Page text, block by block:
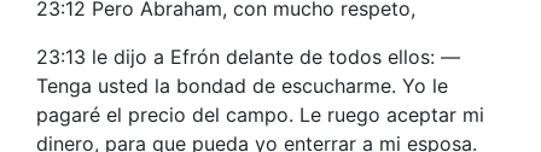
23:12 Pero Abraham, con mucho respeto,
23:13 le dijo a Efrón delante de todos ellos: —
Tenga usted la bondad de escucharme. Yo le
pagaré el precio del campo. Le ruego aceptar mi
dinero, para que pueda yo enterrar a mi esposa.